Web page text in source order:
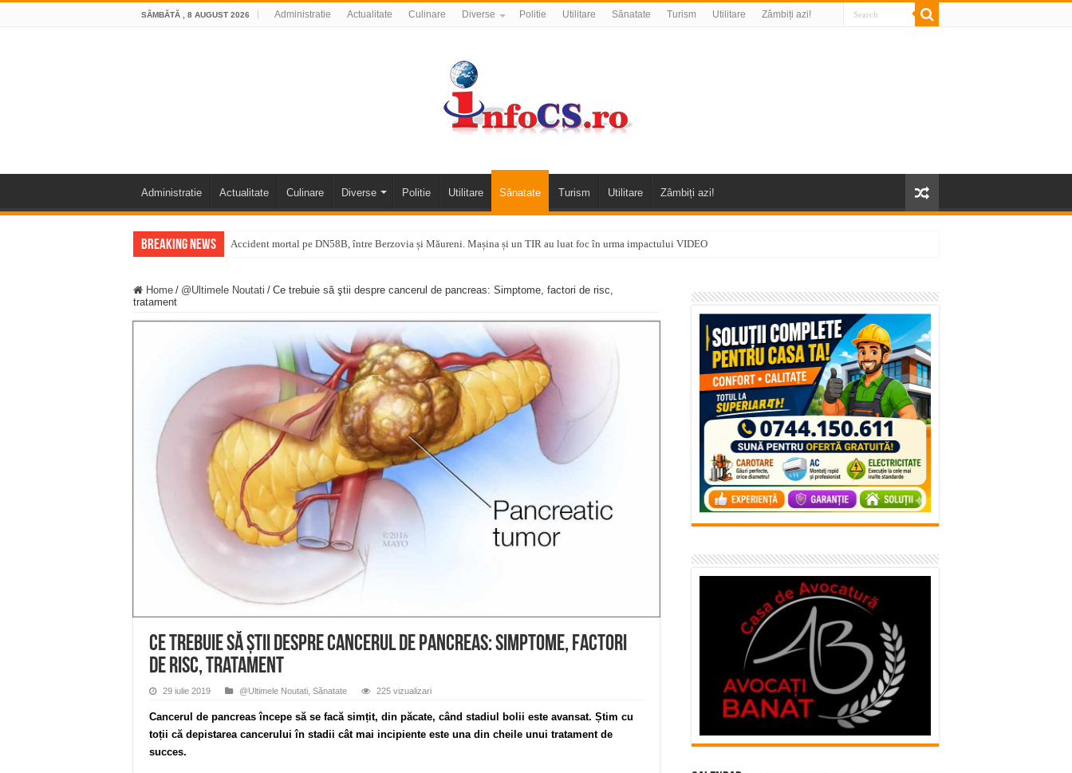
SÂMBĂTĂ , 8 AUGUST 2026 Administratie Actualitate Culinare Diverse Politie Utilitare Sănatate Turism Utilitare Zâmbiți azi!
Administratie Actualitate Culinare Diverse Politie Utilitare Sănatate Turism Utilitare Zâmbiți azi!
Breaking News Accident mortal pe DN58B, între Berzovia și Măureni. Mașina și un TIR au luat foc în urma impactului VIDEO
Furtuna și vijelia au lovit Valea Almăjului și zona Oravița – Cărbunari VIDEO
Întreruperi temporare ale furnizării apei potabile în Bocșa Română, în data de 6 august 2026
ANUNŢ OPRIRE ANUNŢ OPRIRE APĂ în ORAVIȚA – 05.08.2026 – avarie
Anunț important – Închidere temporară Podul de Piatră din Herculane
Ștrandul Termal Ring din Oravița – locul unde natura a ascuns un izvor de sănătate VIDEO
Miresme de lavandă, mentă și flori de vară și râsete de copii la Carașova VIDEO
ANUNȚ OPRIRE APĂ în Reșița – avarie – 04.08.2026 – str. Văliugului și Plastomet
ANUNŢ OPRIRE APĂ în CARANSEBEȘ – 04.08.2026 – avarie – Calea Severinului
Home / @Ultimele Noutati / Ce trebuie să ştii despre cancerul de pancreas: Simptome, factori de risc,
tratament
Ce trebuie să ştii despre cancerul de pancreas: Simptome, factori
de risc, tratament
29 iulie 2019 @Ultimele Noutati Sănatate 225 vizualizari
Cancerul de pancreas începe să se facă simțit, din păcate, când stadiul bolii este avansat. Știm cu
toții că depistarea cancerului în stadii cât mai incipiente este una din cheile unui tratament de
succes.